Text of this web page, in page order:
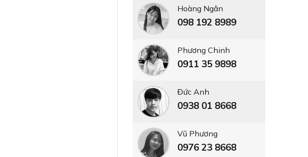
Hoàng Ngân
098 192 8989
Phương Chinh
0911 35 9898
Đức Anh
0938 01 8668
Vũ Phương
0976 23 8668